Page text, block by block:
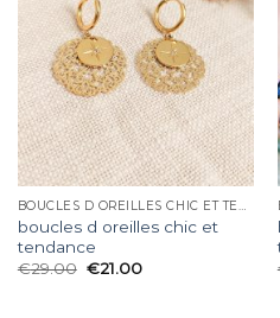
BOUCLES D OREILLES CHIC ET TENDANCE
boucles d oreilles chic et
tendance
€29.00 €21.00